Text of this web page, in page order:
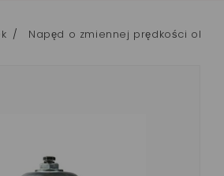
Napęd o zmiennej prędkości